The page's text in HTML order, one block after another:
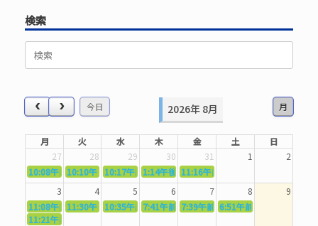
検索
今日 月
2026年 8月
月 火 水 木 金 土
日
27
28 29 30 31 1
2
10:08午前
5362．～国語力を〜
10:10午前5363．～自信を〜
10:17午前 5364．～信じて待つ〜
1:14午後 5365．～計画的に〜
11:16午前
3
4 5 6 7 8
9
11:08午前
5367．～機能を育てる〜
11:30午前5369．～歌唱造形〜
10:35午前 5370．～バランスを〜
7:41午前 5371．～漢字学習〜
7:39午前 5372．～一歩引く〜
6:51午前
11:21午前